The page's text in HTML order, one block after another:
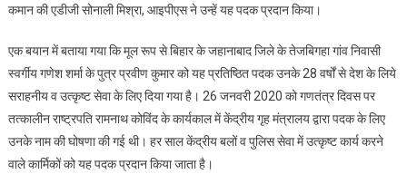
लाल
प्रवीण
कुमार
को
मिला
कमान की एडीजी सोनाली मिश्रा, आइपीएस ने उन्हें यह पदक प्रदान किया।
एक बयान में बताया गया कि मूल रूप से बिहार के जहानाबाद जिले के तेजबिगहा गांव निवासी
स्वर्गीय गणेश शर्मा के पुत्र प्रवीण कुमार को यह प्रतिष्ठित पदक उनके 28 वर्षों से देश के लिये
सराहनीय व उत्कृष्ट सेवा के लिए दिया गया है। 26 जनवरी 2020 को गणतंत्र दिवस पर
तत्कालीन राष्ट्रपति रामनाथ कोविंद के कार्यकाल में केंद्रीय गृह मंत्रालय द्वारा पदक के लिए
उनके नाम की घोषणा की गई थी। हर साल केंद्रीय बलों व पुलिस सेवा में उत्कृष्ट कार्य करने
वाले कार्मिकों को यह पदक प्रदान किया जाता है।